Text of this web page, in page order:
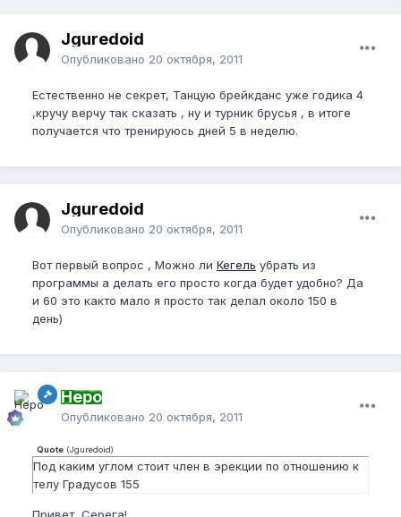
Jguredoid
Опубликовано 20 октября, 2011
Естественно не секрет, Танцую брейкданс уже годика 4
,кручу верчу так сказать , ну и турник брусья , в итоге
получается что тренируюсь дней 5 в неделю.
Jguredoid
Опубликовано 20 октября, 2011
Вот первый вопрос , Можно ли Кегель убрать из
программы а делать его просто когда будет удобно? Да
и 60 это както мало я просто так делал около 150 в
день)
Неро
Опубликовано 20 октября, 2011
Quote (Jguredoid)
Под каким углом стоит член в эрекции по отношению к
телу Градусов 155